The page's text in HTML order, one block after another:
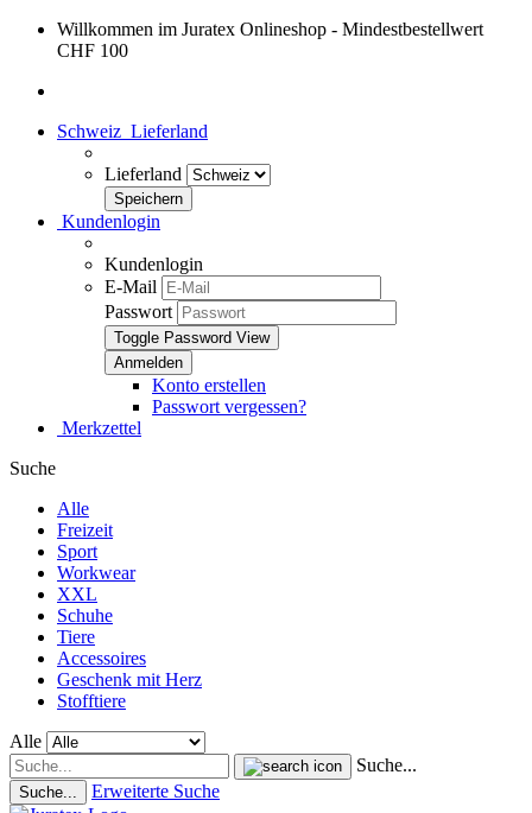
Willkommen im Juratex Onlineshop - Mindestbestellwert
CHF 100
Schweiz Lieferland
Lieferland
Kundenlogin
Kundenlogin
E-Mail
Passwort
Toggle Password View
Konto erstellen
Passwort vergessen?
Merkzettel
Suche
Alle
Freizeit
Sport
Workwear
XXL
Schuhe
Tiere
Accessoires
Geschenk mit Herz
Stofftiere
Alle
Suche...
Suche... Erweiterte Suche